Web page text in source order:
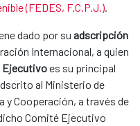
(FEDES, F.C.P.J.).
dado por su adscripción
Internacional, a quien
Ejecutivoes su principal
al Ministerio de
y Cooperación, a través de
Comité Ejecutivo